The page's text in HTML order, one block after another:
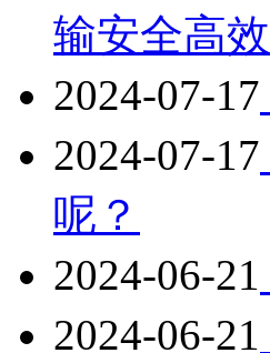
输安全高效
2024-07-17
2024-07-17
呢？
2024-06-21
2024-06-21